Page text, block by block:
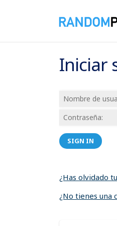
Iniciar
SIGN IN
¿Has olvidado
¿No tienes una